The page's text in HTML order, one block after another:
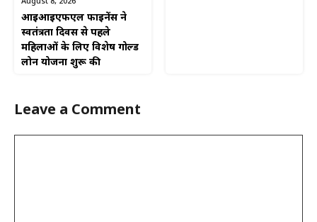
आईआईएफएल फाइनेंस ने
स्वतंत्रता दिवस से पहले
महिलाओं के लिए विशेष गोल्ड
लोन योजना शुरू की
Leave a Comment